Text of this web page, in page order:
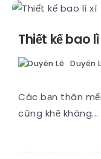
Thiết kế bao
Duyên
Các bạn thân
cũng khẽ khàng...